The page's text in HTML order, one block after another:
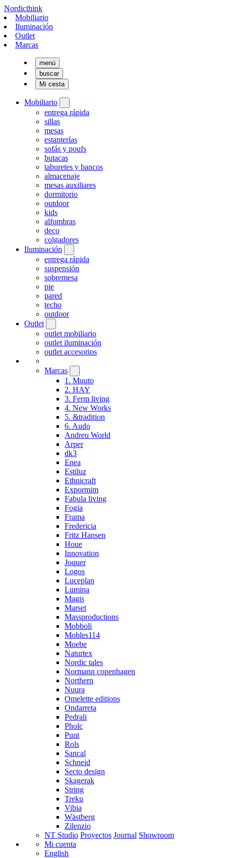
Nordicthink
Mobiliario
Iluminación
Outlet
Marcas
menú
buscar
Mi cesta
Mobiliario
entrega rápida
sillas
mesas
estanterías
sofás y poufs
butacas
taburetes y bancos
almacenaje
mesas auxiliares
dormitorio
outdoor
kids
alfombras
deco
colgadores
Iluminación
entrega rápida
suspensión
sobremesa
pie
pared
techo
outdoor
Outlet
outlet mobiliario
outlet iluminación
outlet accesorios
Marcas
1. Muuto
2. HAY
3. Ferm living
4. New Works
5. &tradition
6. Audo
Andreu World
Arper
dk3
Enea
Estiluz
Ethnicraft
Expormim
Fabula living
Fogia
Frama
Fredericia
Fritz Hansen
Houe
Innovation
Joquer
Logos
Luceplan
Lumina
Magis
Marset
Massproductions
Mobboli
Mobles114
Moebe
Naturtex
Nordic tales
Normann copenhagen
Northern
Nuura
Omelette editions
Ondarreta
Pedrali
Pholc
Punt
Rols
Sancal
Schneid
Secto design
Skagerak
String
Treku
Vibia
Wästberg
Zilenzio
NT Studio Proyectos Journal Showroom
Mi cuenta
English